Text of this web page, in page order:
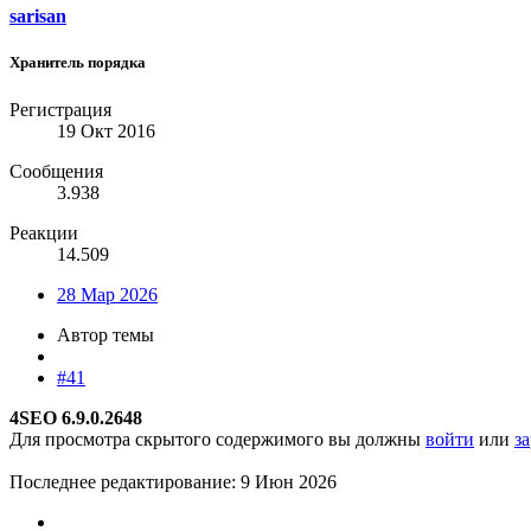
sarisan
Хранитель порядка
Регистрация
19 Окт 2016
Сообщения
3.938
Реакции
14.509
28 Мар 2026
Автор темы
#41
4SEO 6.9.0.2648
Для просмотра скрытого содержимого вы должны войти или
Последнее редактирование: 9 Июн 2026